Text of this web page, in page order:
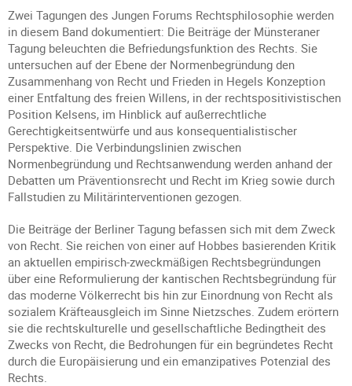
Zwei Tagungen des Jungen Forums Rechtsphilosophie werden
in diesem Band dokumentiert: Die Beiträge der Münsteraner
Tagung beleuchten die Befriedungsfunktion des Rechts. Sie
untersuchen auf der Ebene der Normenbegründung den
Zusammenhang von Recht und Frieden in Hegels Konzeption
einer Entfaltung des freien Willens, in der rechtspositivistischen
Position Kelsens, im Hinblick auf außerrechtliche
Gerechtigkeitsentwürfe und aus konsequentialistischer
Perspektive. Die Verbindungslinien zwischen
Normenbegründung und Rechtsanwendung werden anhand der
Debatten um Präventionsrecht und Recht im Krieg sowie durch
Fallstudien zu Militärinterventionen gezogen.
Die Beiträge der Berliner Tagung befassen sich mit dem Zweck
von Recht. Sie reichen von einer auf Hobbes basierenden Kritik
an aktuellen empirisch-zweckmäßigen Rechtsbegründungen
über eine Reformulierung der kantischen Rechtsbegründung für
das moderne Völkerrecht bis hin zur Einordnung von Recht als
sozialem Kräfteausgleich im Sinne Nietzsches. Zudem erörtern
sie die rechtskulturelle und gesellschaftliche Bedingtheit des
Zwecks von Recht, die Bedrohungen für ein begründetes Recht
durch die Europäisierung und ein emanzipatives Potenzial des
Rechts.